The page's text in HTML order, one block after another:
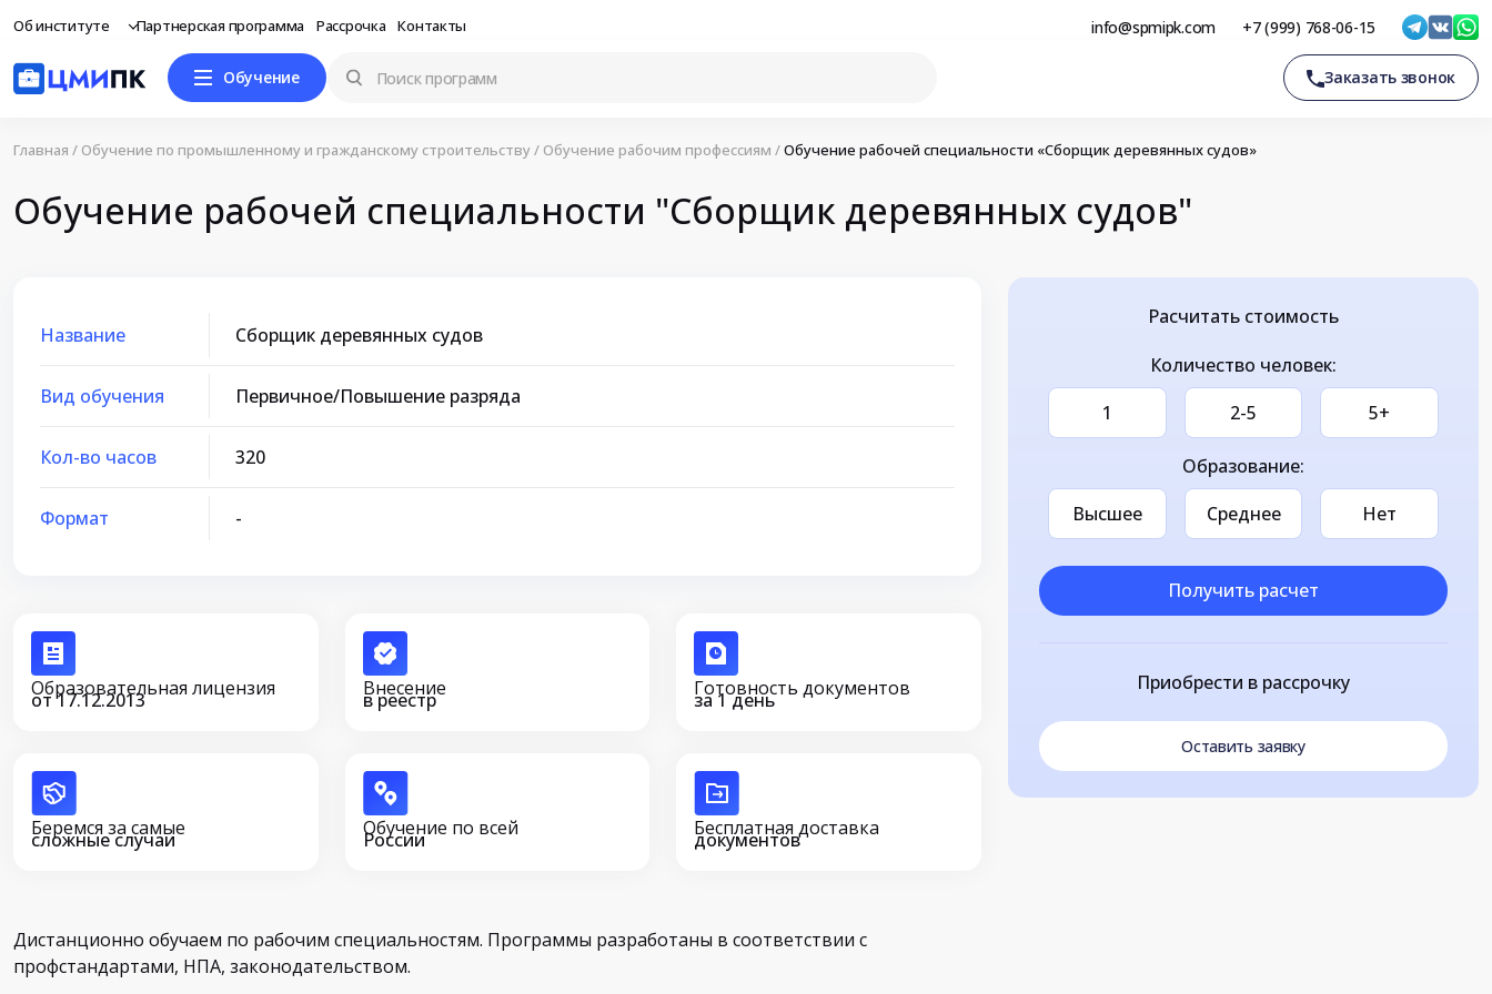
Об институте Партнерская программа Рассрочка Контакты info@spmipk.com +7 (999) 768-06-15
Обучение Заказать звонок
Главная / Обучение по промышленному и гражданскому строительству/ Обучение рабочим профессиям /Обучение рабочей специальности «Сборщик деревянных судов»
Обучение рабочей специальности "Сборщик деревянных судов"
Название Сборщик деревянных судов
Вид обучения Первичное/Повышение разряда
Кол-во часов 320
Формат -
Образовательная лицензия
от 17.12.2013 Внесение
в реестр Готовность документов
за 1 день
Беремся за самые
сложные случаи Обучение по всей
России Бесплатная доставка
документов
Дистанционно обучаем по рабочим специальностям. Программы разработаны в соответствии с
профстандартами, НПА, законодательством.
Расчитать стоимость
Количество человек:
1
2-5 5+
Образование:
Высшее
Среднее Нет
Получить расчет
Приобрести в рассрочку
Оставить заявку